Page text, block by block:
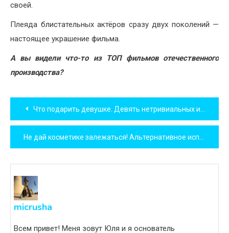
своей.
Плеяда блистательных актёров сразу двух поколений —
настоящее украшение фильма.
А вы видели что-то из ТОП фильмов отечественного
производства?
Навигация
по
записям
Что подарить девушке. Девять нетривиальных идей!
Не дай косметике залежаться! Альтернативное использование косметики.
micrusha
Всем привет! Меня зовут Юля и я основатель